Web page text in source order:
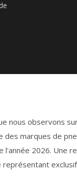
nous observons
des marques de
2026. Une